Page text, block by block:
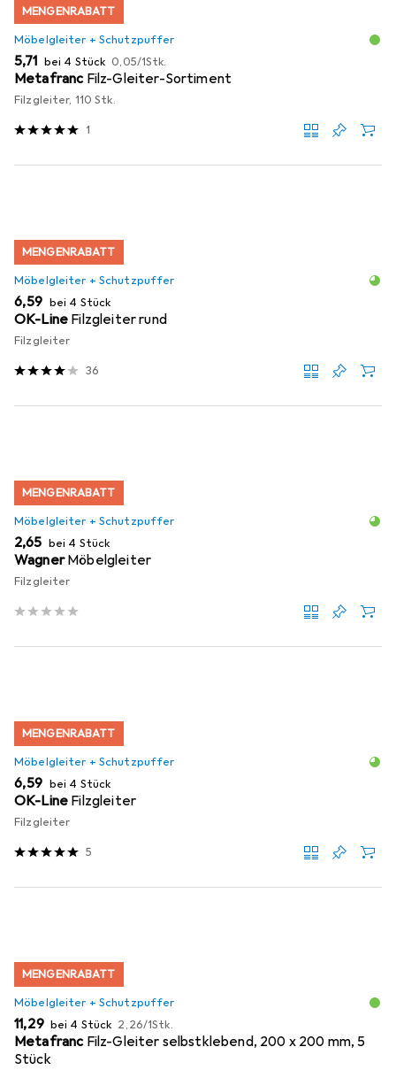
MENGENRABATT
Möbelgleiter + Schutzpuffer
EUR
5,71 bei 4 Stück EUR
0,05/1Stk.
Metafranc Filz-Gleiter-Sortiment
Filzgleiter, 110 Stk.
1
MENGENRABATT
Möbelgleiter + Schutzpuffer
EUR
6,59 bei 4 Stück
OK-Line Filzgleiter rund
Filzgleiter
36
MENGENRABATT
Möbelgleiter + Schutzpuffer
EUR
2,65 bei 4 Stück
Wagner Möbelgleiter
Filzgleiter
MENGENRABATT
Möbelgleiter + Schutzpuffer
EUR
6,59 bei 4 Stück
OK-Line Filzgleiter
Filzgleiter
5
MENGENRABATT
Möbelgleiter + Schutzpuffer
EUR
11,29 bei 4 Stück EUR
2,26/1Stk.
Metafranc Filz-Gleiter selbstklebend, 200 x 200 mm, 5
Stück